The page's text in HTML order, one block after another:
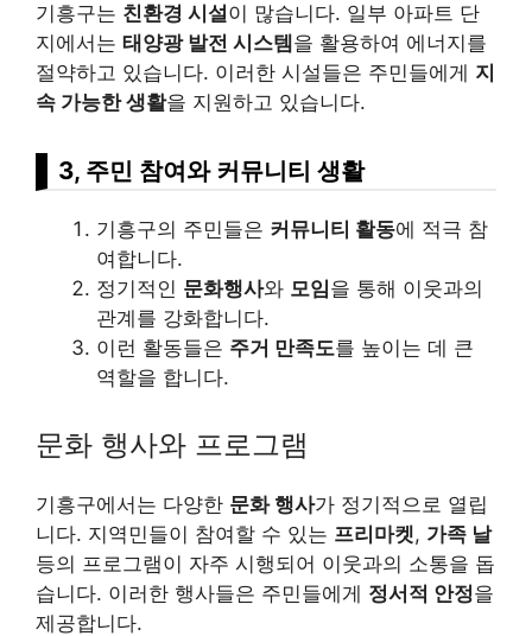
기흥구는 친환경 시설이 많습니다. 일부 아파트 단
지에서는 태양광 발전 시스템 을 활용하여 에너지를
절약하고 있습니다. 이러한 시설들은 주민들에게 지
속 가능한 생활을 지원하고 있습니다.
3, 주민 참여와 커뮤니티 생활
기흥구의 주민들은 커뮤니티 활동에 적극 참
여합니다.
정기적인 문화행사와 모임을 통해 이웃과의
관계를 강화합니다.
이런 활동들은 주거 만족도를 높이는 데 큰
역할을 합니다.
문화 행사와 프로그램
기흥구에서는 다양한 문화 행사가 정기적으로 열립
니다. 지역민들이 참여할 수 있는 프리마켓, 가족 날
등의 프로그램이 자주 시행되어 이웃과의 소통을 돕
습니다. 이러한 행사들은 주민들에게 정서적 안정을
제공합니다.